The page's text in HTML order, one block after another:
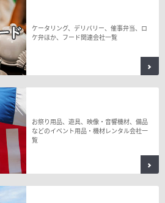
ケータリング、デリバリー、催事弁当、ロ
ケ弁ほか、フード関連会社一覧
お祭り用品、遊具、映像・音響機材、備品
などのイベント用品・機材レンタル会社一
覧